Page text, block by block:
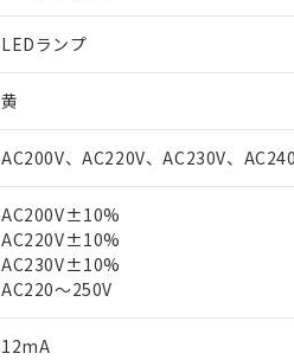
LEDランプ
黄
AC200V、AC220V、AC230V、
AC200V±10%
AC220V±10%
AC230V±10%
AC220～250V
12mA
ご利用条件
以下の条件をお読みいただき、同
※1 対応状況
対応済み：EU RoHS指令（10
対応予定：EU RoHS指令（10物
対応予定なし：EU RoHS指令（
調査・確認中：EU RoHS指令（
非該当品：ライセンス料など無形
仕入先様の事情により、非含有部
があります。
鉛(Pb) 1000ppm以下、 水銀(Hg) 1000ppm
※1 中国RoHS○×表
「○」：最大均質材料含有率が中
「×」：最大均質材料含有率が中
「－」：未確認です。当社販売部